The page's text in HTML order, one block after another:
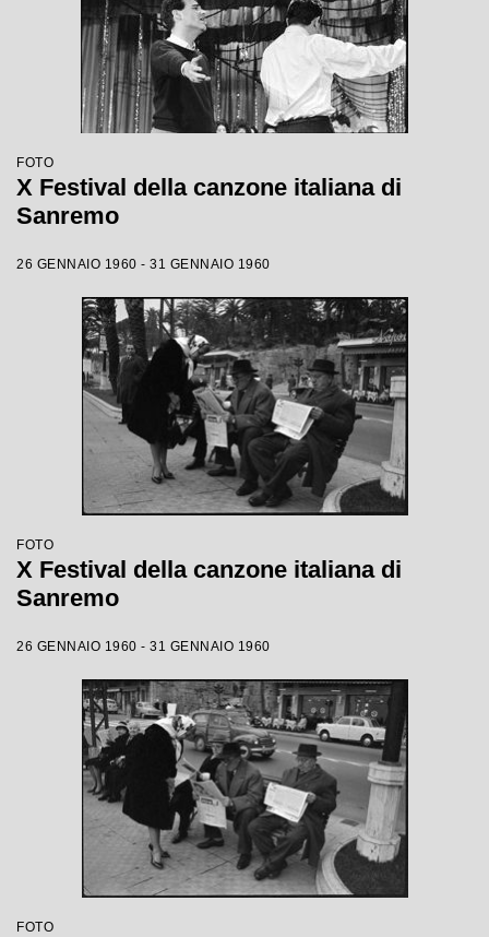
FOTO
X Festival della canzone italiana di
Sanremo
26 GENNAIO 1960 - 31 GENNAIO 1960
FOTO
X Festival della canzone italiana di
Sanremo
26 GENNAIO 1960 - 31 GENNAIO 1960
FOTO